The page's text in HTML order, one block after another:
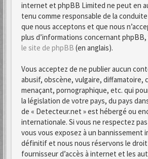
internet et phpBB Limited ne peut en
tenu comme responsable de la
que nous acceptons et que nous
plus d’informations concernant
le site de phpBB (en anglais).
Vous acceptez de ne publier aucun
abusif, obscène, vulgaire, diffamatoire,
menaçant, pornographique, etc. qui
la législation de votre pays, du pays
de « Detecteur.net » est hébergé ou
internationale. Si vous ne respectez
vous vous exposez à un bannissement
définitif et nous nous réservons le droit
fournisseur d’accès à internet et les